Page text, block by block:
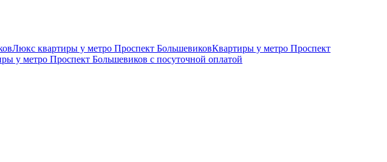
Люкс квартиры у метро Проспект БольшевиковКвартиры у метро Проспект
у метро Проспект Большевиков c посуточной оплатой